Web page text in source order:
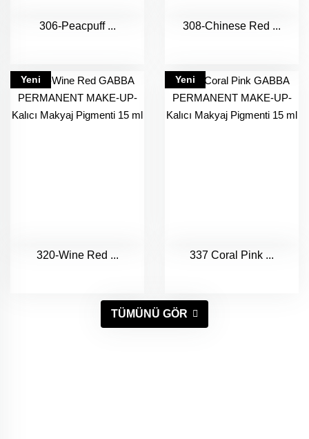
306-Peacpuff ... 308-Chinese Red ...
Yeni
320-Wine Red ...
Yeni
337 Coral Pink ...
TÜMÜNÜ GÖR